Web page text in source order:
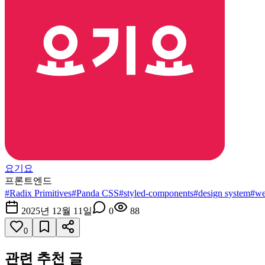
요기요
프론트엔드
#Radix Primitives#Panda CSS#styled-components#design system#
2025년 12월 11일
0 88
0
관련 추천 글